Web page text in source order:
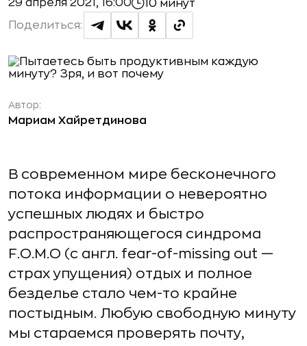
29 апреля 2021, 16:00 10 минут
Поделиться:
Автор:
Мариам Хайретдинова
В современном мире бесконечного
потока информации о невероятно
успешных людях и быстро
распространяющегося синдрома
F.O.M.O (с англ. fear-of-missing out —
страх упущения) отдых и полное
безделье стало чем-то крайне
постыдным. Любую свободную минуту
мы стараемся проверять почту,